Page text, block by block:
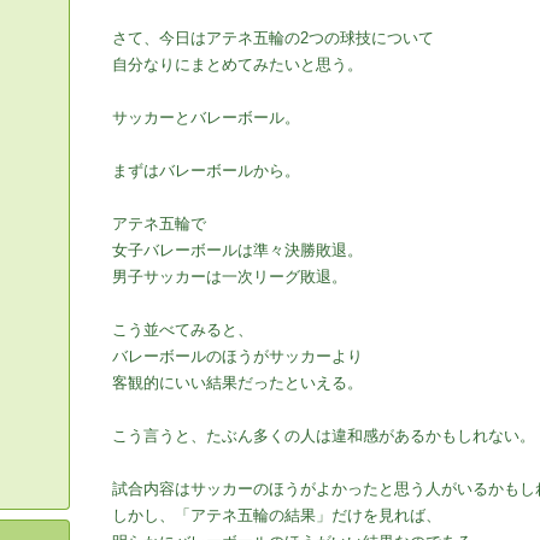
さて、今日はアテネ五輪の2つの球技について
自分なりにまとめてみたいと思う。
サッカーとバレーボール。
まずはバレーボールから。
アテネ五輪で
女子バレーボールは準々決勝敗退。
男子サッカーは一次リーグ敗退。
こう並べてみると、
バレーボールのほうがサッカーより
客観的にいい結果だったといえる。
こう言うと、たぶん多くの人は違和感があるかもしれない。
試合内容はサッカーのほうがよかったと思う人がいるかもし
しかし、「アテネ五輪の結果」だけを見れば、